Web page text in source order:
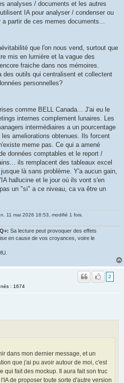
analyses / documents et les autres
IA pour analyser / condenser ou
partir de ces memes documents...
que l'on nous vend, surtout que
mis en lumière et la vague des
fraiche dans nos mémoires.
des outils qui centralisent et collectent
personnelles?
comme BELL Canada... J'ai eu le
internes complement lunaires. Les
intermédiaires a un pourcentage
ameliorations obtenues. Ils forcent
meme pas. Ce qui a amené
données comptables et le report /
ils remplacent des tableaux excel
là sans problème. Y'a aucun gain,
hallucine et le jour où ils vont s'en
un "si" a ce niveau, ca va être un
11 mai 2026 16:53, modifié 1 fois.
Sa lecture peut provoquer des effets
en cause de vos croyances, voire le
: 1674
2
dans mon dernier message, et un
que j'ai pu avoir autour de moi, c'est
qui fait des mockup. Il aura fait son truc
de proposer toute sorte d'autre version